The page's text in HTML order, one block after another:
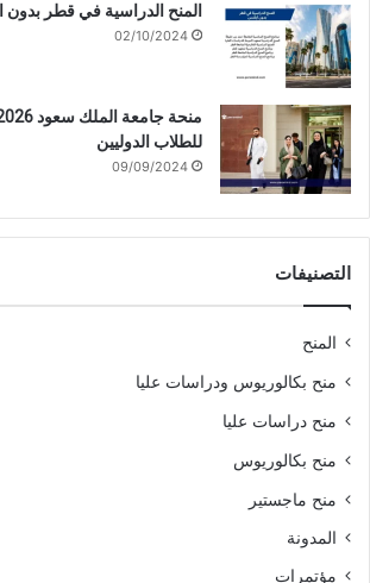
المنح الدراسية في قطر بدون
02/10/2024
للطلاب الدوليين
09/09/2024
التصنيفات
المنح
منح بكالوريوس ودراسات عليا
منح دراسات عليا
منح بكالوريوس
منح ماجستير
المدونة
مؤتمرات